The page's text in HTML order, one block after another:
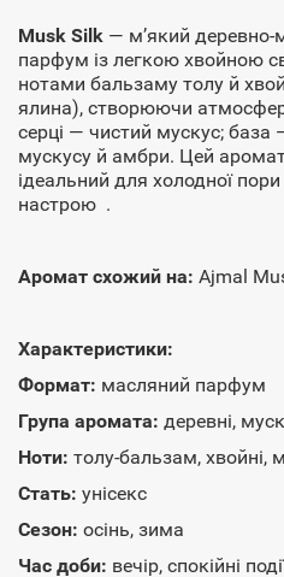
Musk Silk — м’який деревно-
парфум із легкою хвойною
нотами бальзаму толу й
ялина), створюючи
серці — чистий мускус; база
мускусу й амбри. Цей
ідеальний для холодної
настрою .
Аромат схожий на: Ajmal
Характеристики:
Формат: масляний парфум
Група аромата: деревні,
Ноти: толу-бальзам, хвойні,
Стать: унісекс
Сезон: осінь, зима
Час доби: вечір, спокійні